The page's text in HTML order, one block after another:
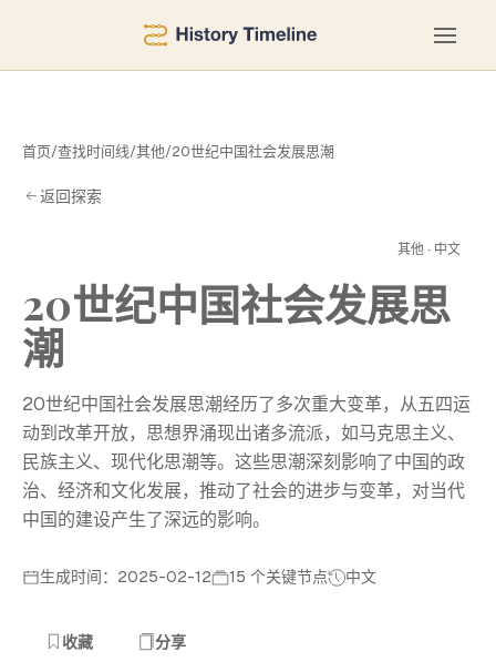
首页/查找时间线/其他/20世纪中国社会发展思潮
返回探索
其他 · 中文
20世纪中国社会发展思
潮
20世纪中国社会发展思潮经历了多次重大变革，从五四运
动到改革开放，思想界涌现出诸多流派，如马克思主义、
民族主义、现代化思潮等。这些思潮深刻影响了中国的政
治、经济和文化发展，推动了社会的进步与变革，对当代
中国的建设产生了深远的影响。
生成时间：2025-02-12 15 个关键节点 中文
收藏 分享